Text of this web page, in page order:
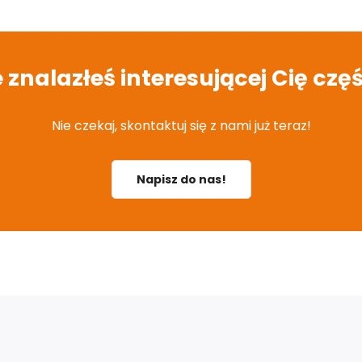
znalazłeś interesującej Cię
Nie czekaj, skontaktuj się z nami już teraz!
Napisz do nas!